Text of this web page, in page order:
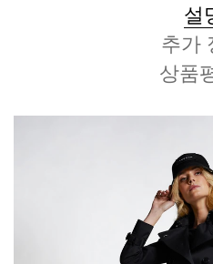
설
추가
상품